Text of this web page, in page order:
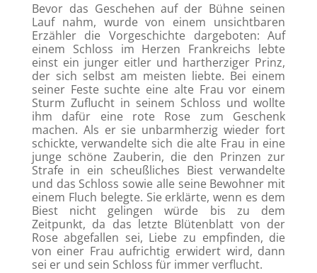
Bevor das Geschehen auf der Bühne seinen
Lauf nahm, wurde von einem unsichtbaren
Erzähler die Vorgeschichte dargeboten: Auf
einem Schloss im Herzen Frankreichs lebte
einst ein junger eitler und hartherziger Prinz,
der sich selbst am meisten liebte. Bei einem
seiner Feste suchte eine alte Frau vor einem
Sturm Zuflucht in seinem Schloss und wollte
ihm dafür eine rote Rose zum Geschenk
machen. Als er sie unbarmherzig wieder fort
schickte, verwandelte sich die alte Frau in eine
junge schöne Zauberin, die den Prinzen zur
Strafe in ein scheußliches Biest verwandelte
und das Schloss sowie alle seine Bewohner mit
einem Fluch belegte. Sie erklärte, wenn es dem
Biest nicht gelingen würde bis zu dem
Zeitpunkt, da das letzte Blütenblatt von der
Rose abgefallen sei, Liebe zu empfinden, die
von einer Frau aufrichtig erwidert wird, dann
sei er und sein Schloss für immer verflucht.